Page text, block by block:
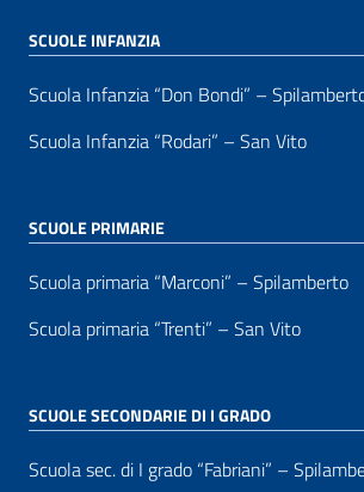
SCUOLE INFANZIA
Scuola Infanzia “Don Bondi” –
Scuola Infanzia “Rodari” – San Vito
SCUOLE PRIMARIE
Scuola primaria “Marconi” – Spilamberto
Scuola primaria “Trenti” – San Vito
SCUOLE SECONDARIE DI I GRADO
Scuola sec. di I grado “Fabriani” –